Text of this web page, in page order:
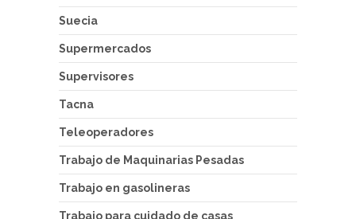
Suecia
Supermercados
Supervisores
Tacna
Teleoperadores
Trabajo de Maquinarias Pesadas
Trabajo en gasolineras
Trabajo para cuidado de casas